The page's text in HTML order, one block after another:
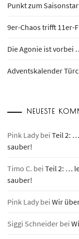
Punkt zum
9er-Chaos trifft 11er-
Die Agonie ist vorbei
Adventskalender
NEUESTE
Pink Lady bei Teil 2:
sauber!
Timo C. bei Teil 2: …
sauber!
Pink Lady bei Wir
Siggi Schneider bei